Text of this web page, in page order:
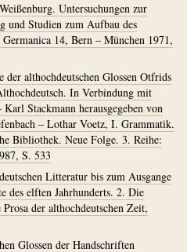
Untersuchungen zur
und Studien zum Aufbau des
14, Bern – München 1971,
althochdeutschen Glossen Otfrids
In Verbindung mit
Stackmann herausgegeben von
– Lothar Voetz, I. Grammatik.
Bibliothek. Neue Folge. 3. Reihe:
S. 533
Litteratur bis zum Ausgange
des elften Jahrhunderts. 2. Die
der althochdeutschen Zeit,
Glossen der Handschriften